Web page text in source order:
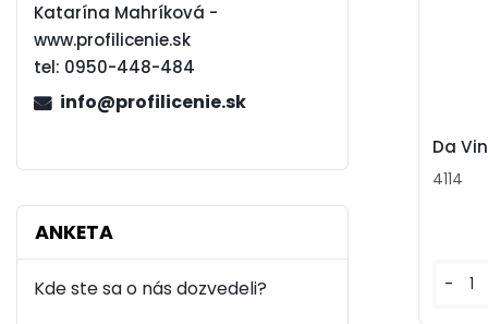
Katarína Mahríková -
www.profilicenie.sk
tel: 0950-448-484
info@profilicenie.sk
ANKETA
Kde ste sa o nás dozvedeli?
Da
4114
-